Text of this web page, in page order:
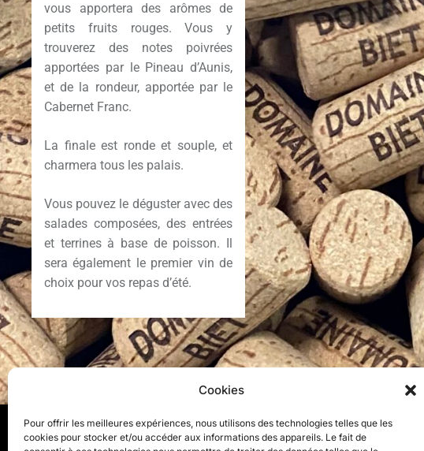
Cookies
Pour offrir les meilleures expériences, nous utilisons des technologies telles que les
cookies pour stocker et/ou accéder aux informations des appareils. Le fait de
vous apportera des arômes de
petits fruits rouges. Vous y
trouverez des notes poivrées
apportées par le Pineau d’Aunis,
et de la rondeur, apportée par le
Cabernet Franc.
La finale est ronde et souple, et
charmera tous les palais.
Vous pouvez le déguster avec des
salades composées, des entrées
et terrines à base de poisson. Il
sera également le premier vin de
choix pour vos repas d’été.